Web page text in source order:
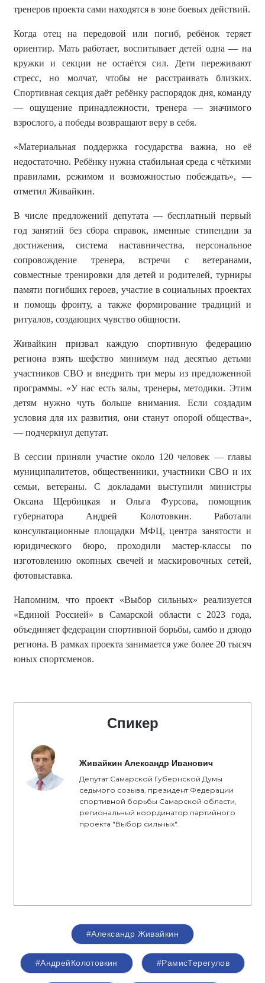
тренеров проекта сами находятся в зоне боевых действий.
Когда отец на передовой или погиб, ребёнок теряет
ориентир. Мать работает, воспитывает детей одна — на
кружки и секции не остаётся сил. Дети переживают
стресс, но молчат, чтобы не расстраивать близких.
Спортивная секция даёт ребёнку распорядок дня, команду
— ощущение принадлежности, тренера — значимого
взрослого, а победы возвращают веру в себя.
«Материальная поддержка государства важна, но её
недостаточно. Ребёнку нужна стабильная среда с чёткими
правилами, режимом и возможностью побеждать», —
отметил Живайкин.
В числе предложений депутата — бесплатный первый
год занятий без сбора справок, именные стипендии за
достижения, система наставничества, персональное
сопровождение тренера, встречи с ветеранами,
совместные тренировки для детей и родителей, турниры
памяти погибших героев, участие в социальных проектах
и помощь фронту, а также формирование традиций и
ритуалов, создающих чувство общности.
Живайкин призвал каждую спортивную федерацию
региона взять шефство минимум над десятью детьми
участников СВО и внедрить три меры из предложенной
программы. «У нас есть залы, тренеры, методики. Этим
детям нужно чуть больше внимания. Если создадим
условия для их развития, они станут опорой общества»,
— подчеркнул депутат.
В сессии приняли участие около 120 человек — главы
муниципалитетов, общественники, участники СВО и их
семьи, ветераны. С докладами выступили министры
Оксана Щербицкая и Ольга Фурсова, помощник
губернатора Андрей Колотовкин. Работали
консультационные площадки МФЦ, центра занятости и
юридического бюро, проходили мастер-классы по
изготовлению окопных свечей и маскировочных сетей,
фотовыставка.
Напомним, что проект «Выбор сильных» реализуется
«Единой Россией» в Самарской области с 2023 года,
объединяет федерации спортивной борьбы, самбо и дзюдо
региона. В рамках проекта занимается уже более 20 тысяч
юных спортсменов.
Спикер
Живайкин Александр Иванович
Депутат Самарской Губернской Думы
седьмого созыва, президент Федерации
спортивной борьбы Самарской области,
региональный координатор партийного
проекта "Выбор сильных".
#Александр Живайкин
#АндрейКолотовкин #РамисТерегулов